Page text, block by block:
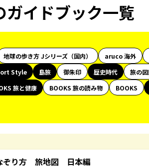
イドブック一覧
地球の歩き方 Jシリーズ（国内） aruco 海外
Style 島旅 御朱印 歴史時代 旅の
旅と健康 BOOKS 旅の読み物 BOOKS
ぞり方 旅地図 日本編